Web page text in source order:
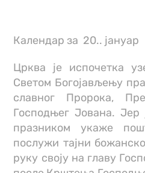
Календар за 20.. јануар
Црква је испочетка
Светом Богојављењу
славног Пророка,
Господњег Јована. Јер
празником укаже
послужи тајни
руку своју на главу